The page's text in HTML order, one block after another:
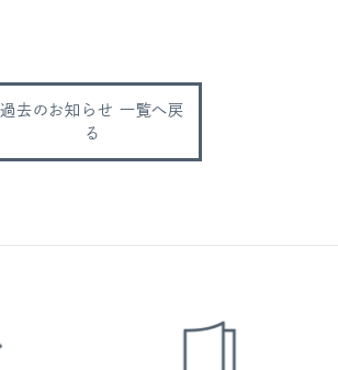
過去のお知らせ 一覧へ戻
る